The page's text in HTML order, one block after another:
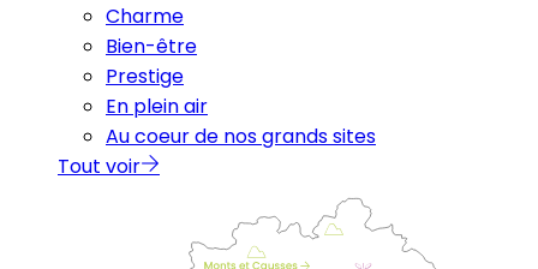
Charme
Bien-être
Prestige
En plein air
Au coeur de nos grands sites
Tout voir